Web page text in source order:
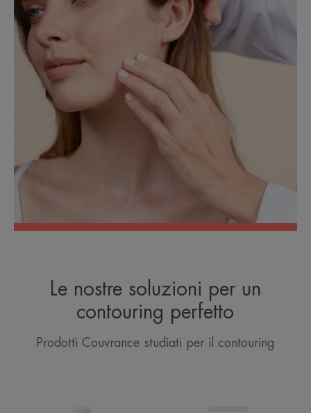
Le nostre soluzioni per un
contouring perfetto
Prodotti Couvrance studiati per il contouring